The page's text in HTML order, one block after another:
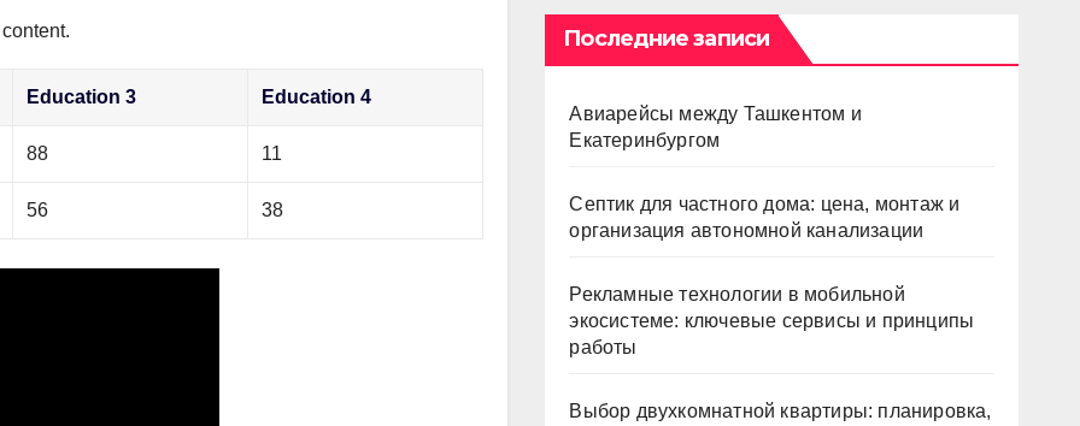
Education 3 Education 4
88 11
56 38
Последние записи
Авиарейсы между Ташкентом и
Екатеринбургом
Септик для частного дома: цена, монтаж и
организация автономной канализации
Рекламные технологии в мобильной
экосистеме: ключевые сервисы и принципы
работы
Выбор двухкомнатной квартиры: планировка,